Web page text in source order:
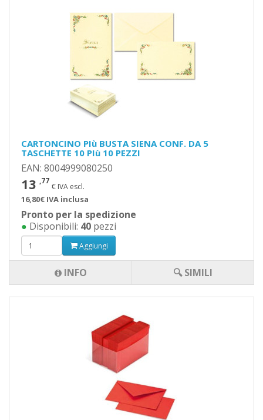
CARTONCINO PIù BUSTA SIENA CONF. DA 5
TASCHETTE 10 PIù 10 PEZZI
EAN: 8004999080250
13 ,77
€ IVA escl.
16,80€ IVA inclusa
Pronto per la spedizione
● Disponibili: 40 pezzi
Aggiungi
INFO 🔍 SIMILI